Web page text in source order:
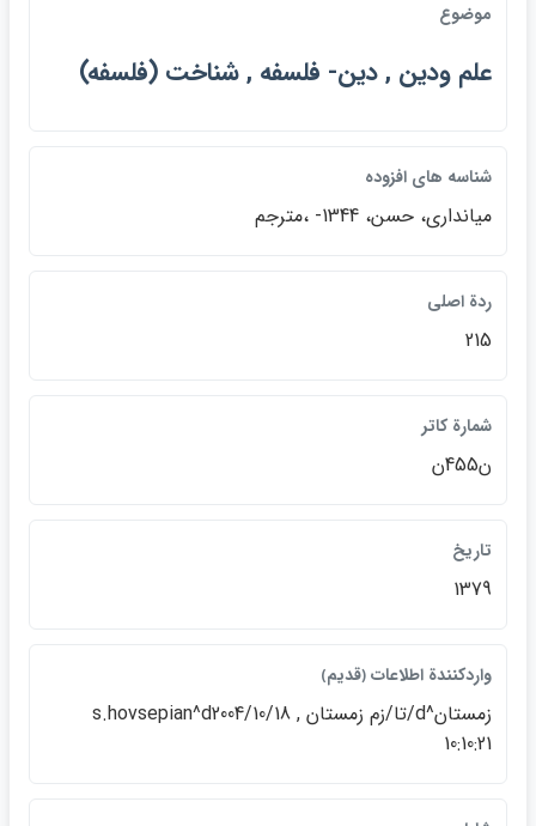
موضوع
علم ودين , دين- فلسفه , شناخت (فلسفه)
شناسه هاي افزوده
ميانداري، حسن، 1344- ،مترجم
ردة اصلي
215
شمارة كاتر
ن455ن
تاريخ
1379
واردكنندة اطلاعات ﴿قديم﴾
زمستان^d/تا/زم زمستان , s.hovsepian^d2004/10/18
10:10:21